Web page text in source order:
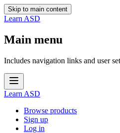
Skip to main content
Learn ASD
Main menu
Includes navigation links and user
Learn ASD
Browse products
Sign up
Log in